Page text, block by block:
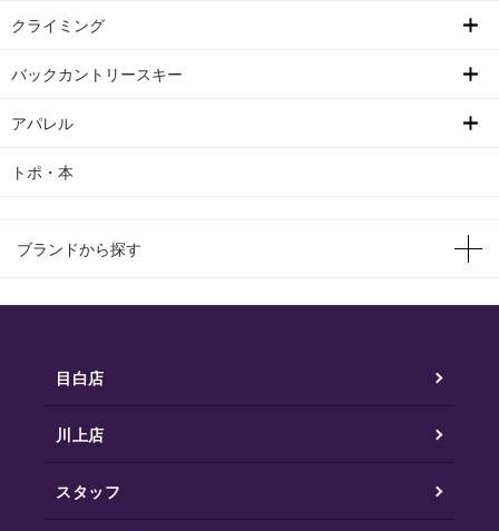
クライミング
バックカントリースキー
アパレル
トポ・本
ブランドから探す
目白店
川上店
スタッフ